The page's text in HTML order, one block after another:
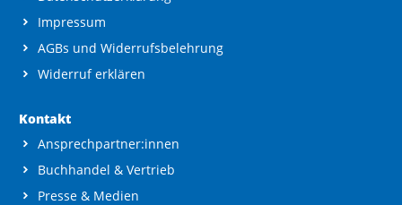
Impressum
AGBs und Widerrufsbelehrung
Widerruf erklären
Kontakt
Ansprechpartner:innen
Buchhandel & Vertrieb
Presse & Medien